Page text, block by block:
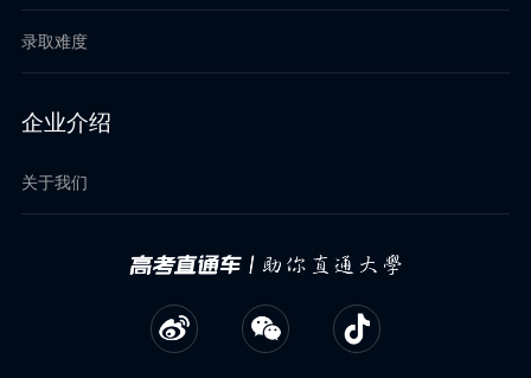
录取难度
企业介绍
关于我们